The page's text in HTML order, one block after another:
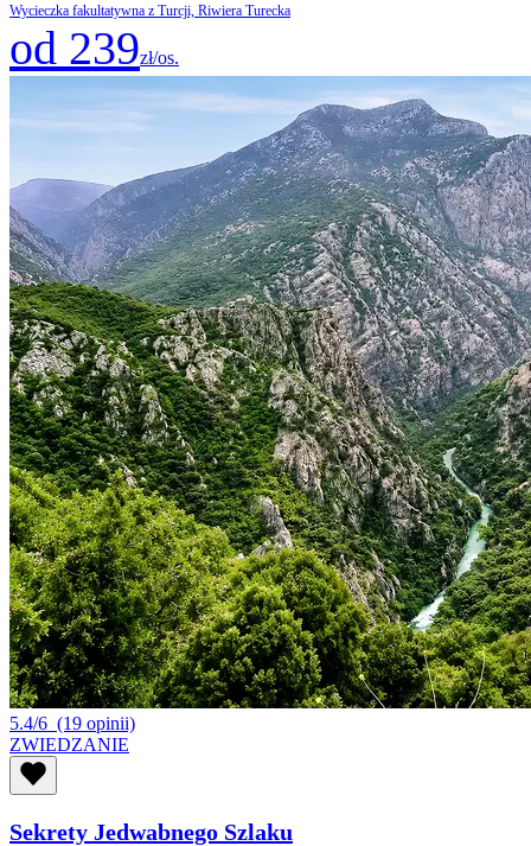
Wycieczka fakultatywna z Turcji, Riwiera Turecka
od 239zł/os.
5.4/6 (19 opinii)
ZWIEDZANIE
Sekrety Jedwabnego Szlaku